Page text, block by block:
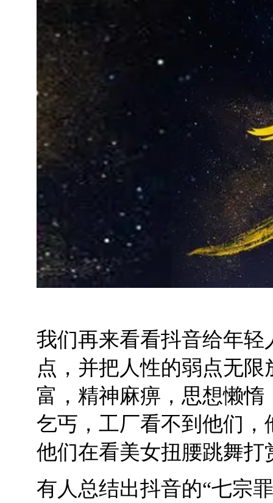
我们再来看看抖音给年
点，并把人性的弱点无
富，精神麻痹，思想懒
乞丐，工厂看不到他们
他们在看美女扭腰跳舞打
有人总结出抖音的“七宗